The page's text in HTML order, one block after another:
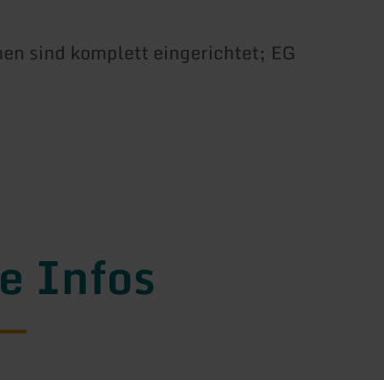
sind komplett eingerichtet; EG
Infos